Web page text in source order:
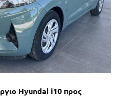
Hyundai i10 προς